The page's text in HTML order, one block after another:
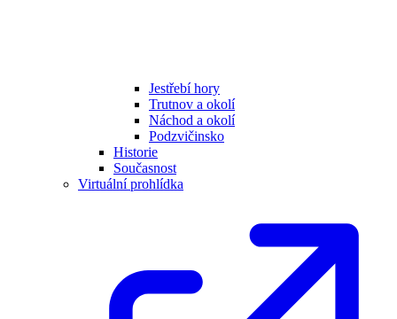
Jestřebí hory
Trutnov a okolí
Náchod a okolí
Podzvičinsko
Historie
Současnost
Virtuální prohlídka